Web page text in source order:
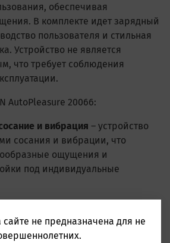
обеспечивая
В комплекте идет зарядный
пользователя и стильная
Устройство не является
что требует соблюдения
AutoPleasure 20066:
и вибрация – устройство
сосания и вибрации, что
ощущения и
под индивидуальные
удобные условия для
прилегание к телу.
не предназначена для не